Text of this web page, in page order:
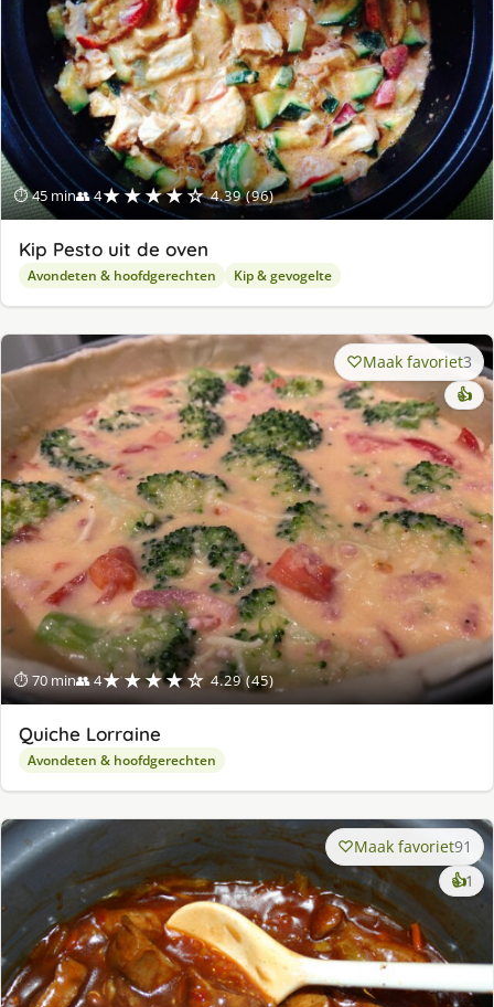
⏱ 45 min👥 4★★★★☆ 4.39 (96)
Kip Pesto uit de oven
Avondeten & hoofdgerechten Kip & gevogelte
⏱ 70 min👥 4★★★★☆ 4.29 (45)
Maak favoriet3
👍
Quiche Lorraine
Avondeten & hoofdgerechten
Maak favoriet91
👍1